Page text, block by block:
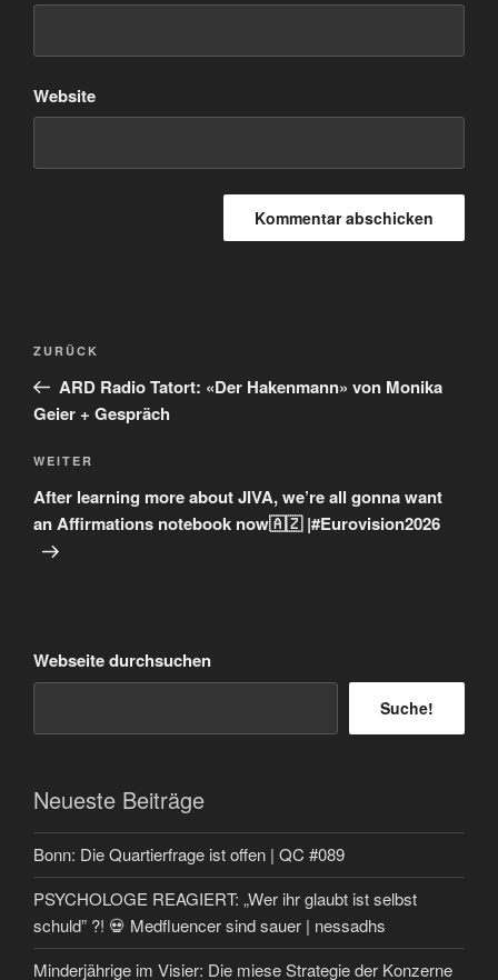
Website
Beitragsnavigation
Vorheriger
Beitrag
ZURÜCK
ARD Radio Tatort: «Der Hakenmann» von Monika
Geier + Gespräch
Nächster
Beitrag
WEITER
After learning more about JIVA, we’re all gonna want
an Affirmations notebook now🇦🇿 |#Eurovision2026
Webseite durchsuchen
Suche!
Neueste Beiträge
Bonn: Die Quartierfrage ist offen | QC #089
PSYCHOLOGE REAGIERT: „Wer ihr glaubt ist selbst
schuld” ?! 💀 Medfluencer sind sauer | nessadhs
Minderjährige im Visier: Die miese Strategie der Konzerne